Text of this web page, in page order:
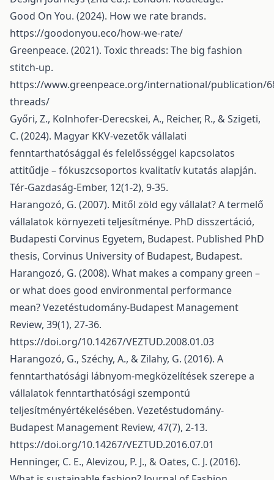
Good On You. (2024). How we rate brands.
https://goodonyou.eco/how-we-rate/
Greenpeace. (2021). Toxic threads: The big fashion
stitch-up.
https://www.greenpeace.org/international/publication/
threads/
Győri, Z., Kolnhofer-Derecskei, A., Reicher, R., & Szigeti,
C. (2024). Magyar KKV-vezetők vállalati
fenntarthatósággal és felelősséggel kapcsolatos
attitűdje – fókuszcsoportos kvalitatív kutatás alapján.
Tér-Gazdaság-Ember, 12(1-2), 9-35.
Harangozó, G. (2007). Mitől zöld egy vállalat? A termelő
vállalatok környezeti teljesítménye. PhD disszertáció,
Budapesti Corvinus Egyetem, Budapest. Published PhD
thesis, Corvinus University of Budapest, Budapest.
Harangozó, G. (2008). What makes a company green –
or what does good environmental performance
mean? Vezetéstudomány-Budapest Management
Review, 39(1), 27-36.
https://doi.org/10.14267/VEZTUD.2008.01.03
Harangozó, G., Széchy, A., & Zilahy, G. (2016). A
fenntarthatósági lábnyom-megközelítések szerepe a
vállalatok fenntarthatósági szempontú
teljesítményértékelésében. Vezetéstudomány-
Budapest Management Review, 47(7), 2-13.
https://doi.org/10.14267/VEZTUD.2016.07.01
Henninger, C. E., Alevizou, P. J., & Oates, C. J. (2016).